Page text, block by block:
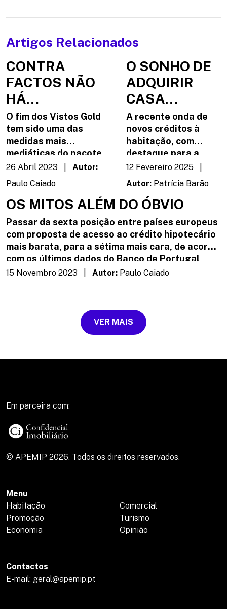
Artigos Relacionados
CONTRA
FACTOS NÃO
HÁ
ARGUMENTOS?
O fim dos Vistos Gold
tem sido uma das
medidas mais
mediáticas do pacote
“Mais Habitação” que o
Governo apresentou
recentemente. E tem
sido uma medida
vozes se levantam a
favor e outras contra.
Uma medida que tem
polarizado a sociedade.
Contudo, aquilo que
usados para sustentar
26 Abril 2023 | Autor:
Paulo Caiado
O SONHO DE
ADQUIRIR
CASA
PRÓPRIA:
REALIDADE
OU ILUSÃO?
A recente onda de
novos créditos à
habitação, com
destaque para a
concessão de
empréstimos a
jovens, tem trazido
transformações
positivas no mercado
imobiliário e na
cultura financeira
das novas gerações.
12 Fevereiro 2025 |
Autor: Patrícia Barão
OS MITOS ALÉM DO ÓBVIO
Passar da sexta posição entre países europeus
com proposta de acesso ao crédito hipotecário
mais barata, para a sétima mais cara, de acordo
com os últimos dados do Banco de Portugal,
parece-nos um resultado lógico. E por isso, mais
15 Novembro 2023 | Autor: Paulo Caiado
VER MAIS
Em parceira com:
© APEMIP 2026. Todos os direitos reservados.
Menu
Habitação
Comercial
Promoção
Turismo
Economia
Opinião
Contactos
E-mail: geral@apemip.pt